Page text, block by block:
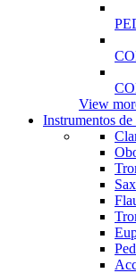
View
Instrumentos